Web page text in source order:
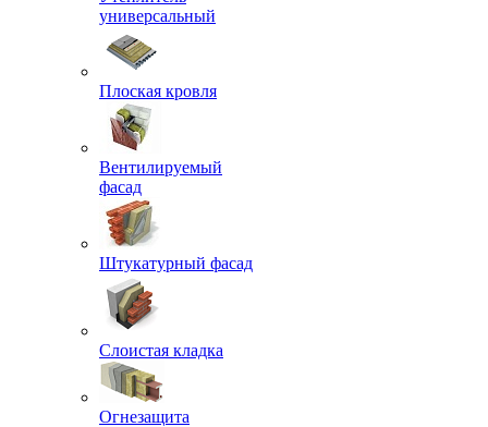
универсальный
Плоская кровля
Вентилируемый
фасад
Штукатурный фасад
Слоистая кладка
Огнезащита